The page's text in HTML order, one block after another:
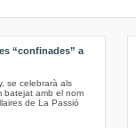
“confinades” a
se celebrarà als
batejat amb el nom
de La Passió